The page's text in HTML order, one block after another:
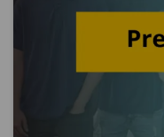
Dwyieithog
Mae'r cyrsiau byr
gweithle. Maent yn
rhywfaint o'u cwrs
cyrsiau ar gael ar
Dealltwriaeth, Hyder,